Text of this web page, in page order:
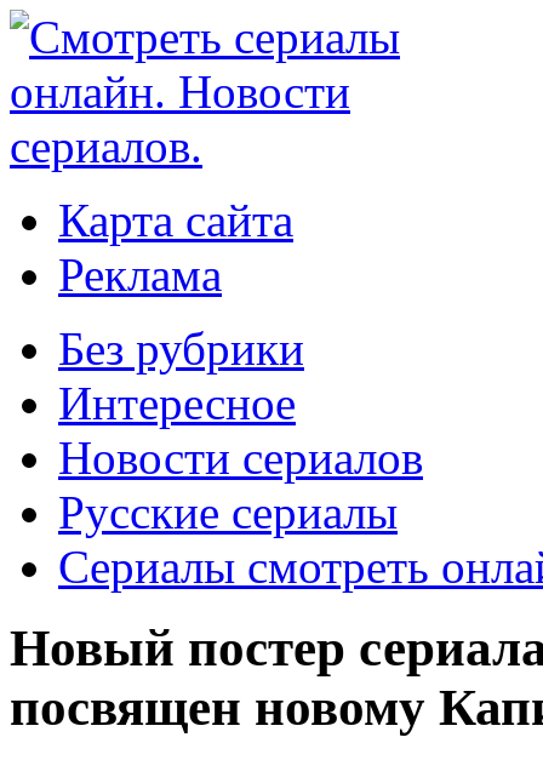
Карта сайта
Реклама
Без рубрики
Интересное
Новости сериалов
Русские сериалы
Сериалы смотреть
Новый постер
посвящен новому